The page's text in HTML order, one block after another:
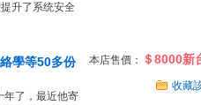
升了系统安全
學等50多份
年了，最近他寄
本店售價： ＄8000新
收藏